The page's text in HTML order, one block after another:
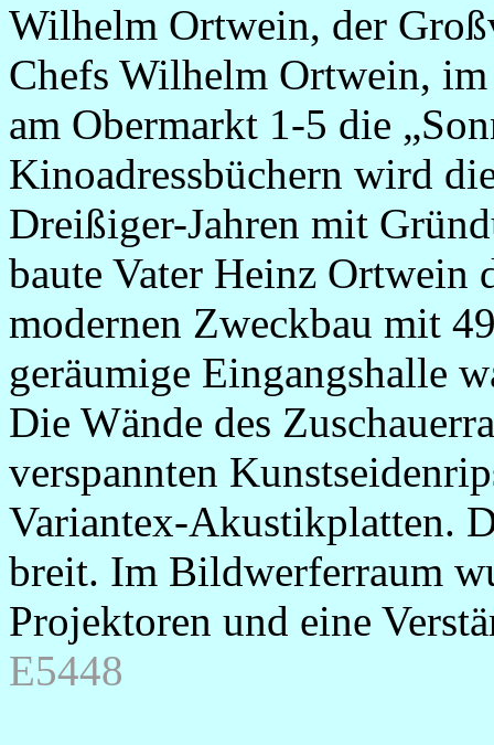
Wilhelm Ortwein, der
Chefs Wilhelm Ortwein, im
am Obermarkt 1-5 die
Kinoadressbüchern wird
Dreißiger-Jahren mit
baute Vater Heinz Ortwein
modernen Zweckbau mit
geräumige Eingangshalle
Die Wände des
verspannten
Variantex-Akustikplatten.
breit. Im Bildwerferraum
Projektoren und eine
E5448